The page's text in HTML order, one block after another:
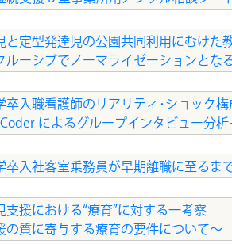
と定型発達児の公園共同利用にむけた
ルーシブでノーマライゼーションとな
卒入職看護師のリアリティ･ショック
Coder によるグループインタビュー分析
卒入社客室乗務員が早期離職に至るま
支援における“療育”に対する一考察
の質に寄与する療育の要件について〜